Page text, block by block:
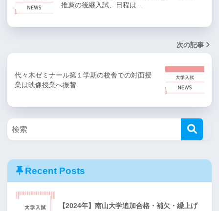
推薦の後継入試、日程は…
次の記事
代々木ゼミナール第１学期の校舎での対面授
業は映像授業へ振替
Recent Posts
【2024年】南山大学追加合格・補欠・繰上げ